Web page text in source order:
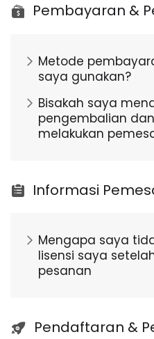
Pembayaran &
Metode
saya gunakan?
Bisakah saya
pengembalian
melakukan
Informasi
Mengapa saya
lisensi saya
pesanan
Pendaftaran &